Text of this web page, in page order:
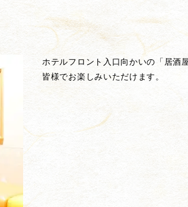
ホテルフロント入口向かいの「居酒
皆様でお楽しみいただけます。